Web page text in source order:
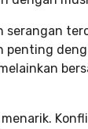
serangan
penting